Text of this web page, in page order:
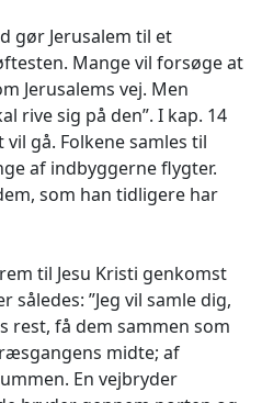
gør Jerusalem til et
Mange vil forsøge at
Jerusalems vej. Men
rive sig på den”. I kap. 14
gå. Folkene samles til
af indbyggerne flygter.
som han tidligere har
til Jesu Kristi genkomst
”Jeg vil samle dig,
rest, få dem sammen som
midte; af
En vejbryder